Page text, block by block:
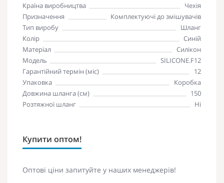
Країна виробництва
Чехія
Призначення
Комплектуючі до змішувачів
Тип виробу
Шланг
Колір
Синій
Матеріал
Силікон
Модель
SILICONE.F12
Гарантійний термін (міс)
12
Упаковка
Коробка
Довжина шланга (см)
150
Розтяжної шланг
Ні
Купити оптом!
Оптові ціни запитуйте у наших менеджерів!